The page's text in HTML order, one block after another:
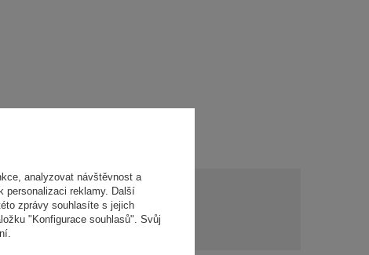
a
Položit otázku
analyzovat návštěvnost a
personalizaci reklamy. Další
zprávy souhlasíte s jejich
"Konfigurace souhlasů". Svůj